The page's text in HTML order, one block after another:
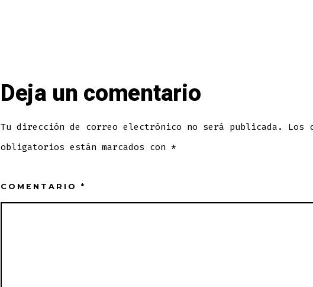
Deja un comentario
Tu dirección de correo electrónico no será publicada.
Los
obligatorios están marcados con *
COMENTARIO *